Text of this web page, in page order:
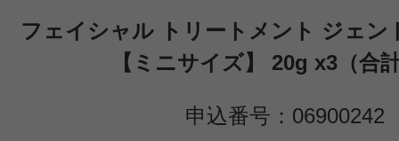
フェイシャル トリートメント ジェン
【ミニサイズ】 20g x3（合
申込番号：06900242